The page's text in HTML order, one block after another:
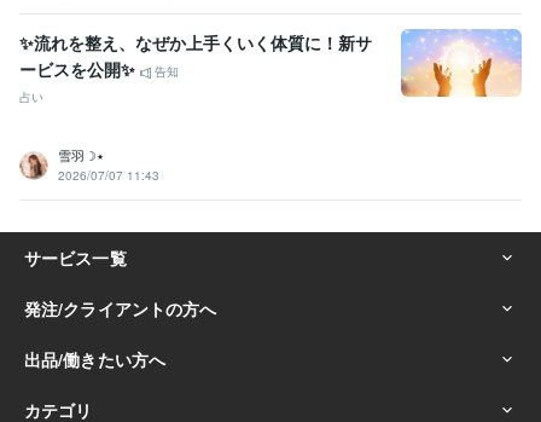
✨流れを整え、なぜか上手くいく体質に！新サ
ービスを公開✨
告知
占い
雪羽☽٭
2026/07/07 11:43